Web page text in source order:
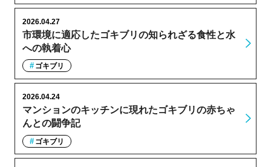
市環境に適応したゴキブリの知られざる食性と水
への執着心
2026.04.27
ゴキブリ
マンションのキッチンに現れたゴキブリの赤ちゃ
んとの闘争記
2026.04.24
ゴキブリ